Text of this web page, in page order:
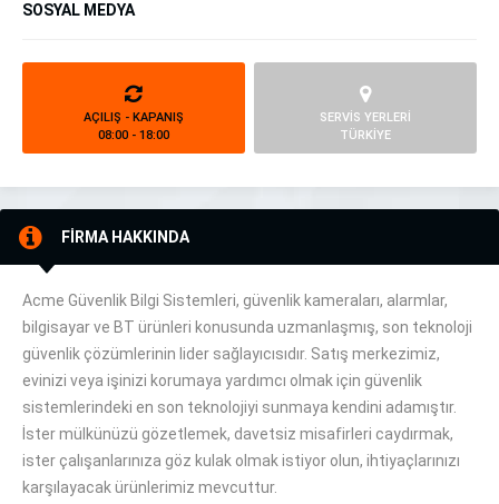
SOSYAL MEDYA
AÇILIŞ - KAPANIŞ
08:00 - 18:00
SERVİS YERLERİ
TÜRKİYE
FİRMA HAKKINDA
Acme Güvenlik Bilgi Sistemleri, güvenlik kameraları, alarmlar,
bilgisayar ve BT ürünleri konusunda uzmanlaşmış, son teknoloji
güvenlik çözümlerinin lider sağlayıcısıdır. Satış merkezimiz,
evinizi veya işinizi korumaya yardımcı olmak için güvenlik
sistemlerindeki en son teknolojiyi sunmaya kendini adamıştır.
İster mülkünüzü gözetlemek, davetsiz misafirleri caydırmak,
ister çalışanlarınıza göz kulak olmak istiyor olun, ihtiyaçlarınızı
karşılayacak ürünlerimiz mevcuttur.